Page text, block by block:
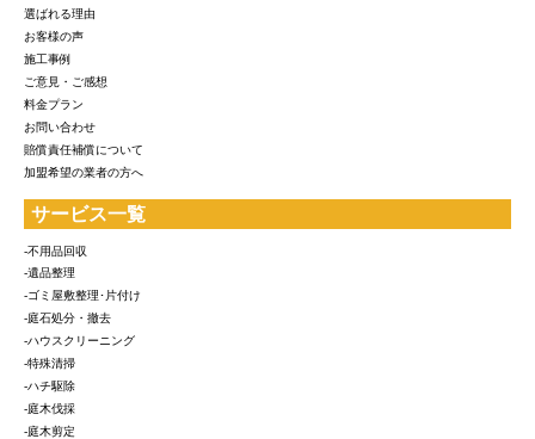
選ばれる理由
お客様の声
施工事例
ご意見・ご感想
料金プラン
お問い合わせ
賠償責任補償について
加盟希望の業者の方へ
サービス一覧
-不用品回収
-遺品整理
-ゴミ屋敷整理･片付け
-庭石処分・撤去
-ハウスクリーニング
-特殊清掃
-ハチ駆除
-庭木伐採
-庭木剪定